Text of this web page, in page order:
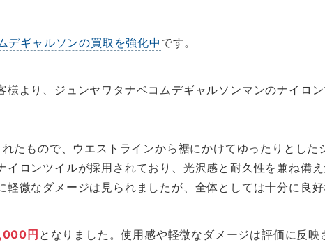
デギャルソンの買取を強化中です。
様より、ジュンヤワタナベコムデギャルソンマンのナイロ
たもので、ウエストラインから裾にかけてゆったりとした
イロンツイルが採用されており、光沢感と耐久性を兼ね備
軽微なダメージは見られましたが、全体としては十分に良
円 となりました。使用感や軽微なダメージは評価に反